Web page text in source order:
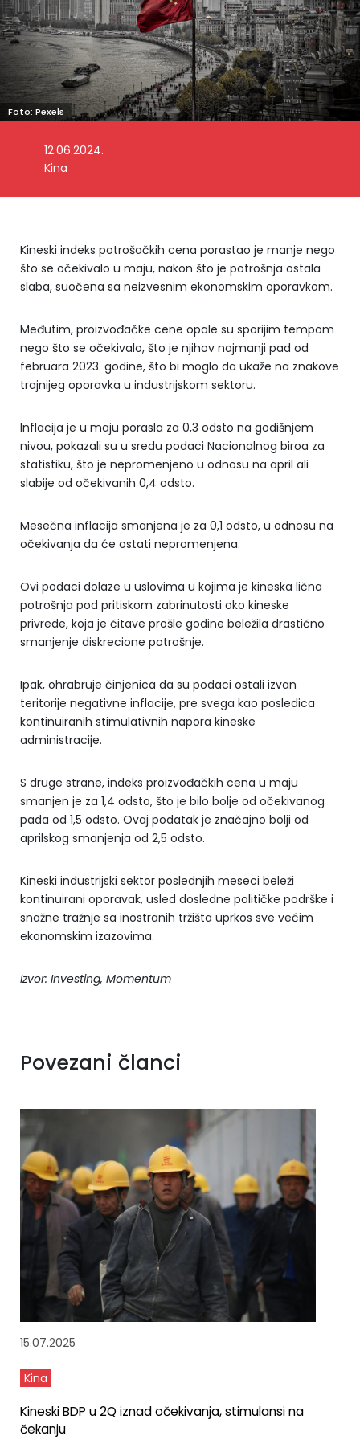
Foto: Pexels
12.06.2024.
Kina
Kineski indeks potrošačkih cena porastao je manje nego
što se očekivalo u maju, nakon što je potrošnja ostala
slaba, suočena sa neizvesnim ekonomskim oporavkom.
Međutim, proizvođačke cene opale su sporijim tempom
nego što se očekivalo, što je njihov najmanji pad od
februara 2023. godine, što bi moglo da ukaže na znakove
trajnijeg oporavka u industrijskom sektoru.
Inflacija je u maju porasla za 0,3 odsto na godišnjem
nivou, pokazali su u sredu podaci Nacionalnog biroa za
statistiku, što je nepromenjeno u odnosu na april ali
slabije od očekivanih 0,4 odsto.
Mesečna inflacija smanjena je za 0,1 odsto, u odnosu na
očekivanja da će ostati nepromenjena.
Ovi podaci dolaze u uslovima u kojima je kineska lična
potrošnja pod pritiskom zabrinutosti oko kineske
privrede, koja je čitave prošle godine beležila drastično
smanjenje diskrecione potrošnje.
Ipak, ohrabruje činjenica da su podaci ostali izvan
teritorije negativne inflacije, pre svega kao posledica
kontinuiranih stimulativnih napora kineske
administracije.
S druge strane, indeks proizvođačkih cena u maju
smanjen je za 1,4 odsto, što je bilo bolje od očekivanog
pada od 1,5 odsto. Ovaj podatak je značajno bolji od
aprilskog smanjenja od 2,5 odsto.
Kineski industrijski sektor poslednjih meseci beleži
kontinuirani oporavak, usled dosledne političke podrške i
snažne tražnje sa inostranih tržišta uprkos sve većim
ekonomskim izazovima.
Izvor: Investing, Momentum
Povezani članci
15.07.2025
Kina
Kineski BDP u 2Q iznad očekivanja, stimulansi na
čekanju